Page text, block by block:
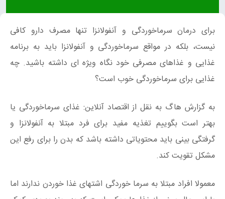
برای درمان سرماخوردگی و آنفولانزا تنها مصرف دارو کافی
نیست، بلکه در مواقع سرماخوردگی و آنفولانزا باید به برنامه
غذایی و غذاهای مصرفی خود نگاه ویژه ای داشته باشید. چه
غذایی برای سرماخوردگی خوب است؟
به گزارش هاگ به نقل از اقتصاد آنلاین: غذای سرماخوردگی یا
بهتر است بگوییم تغذیه مفید برای فرد مبتلا به آنفولانزا و
گرفتگی بینی باید محتویاتی داشته باشد که بدن را برای رفع این
مشکل تقویت کند.
معمولا افراد مبتلا به سرما خوردگی اشتهای غذا خوردن ندارند اما